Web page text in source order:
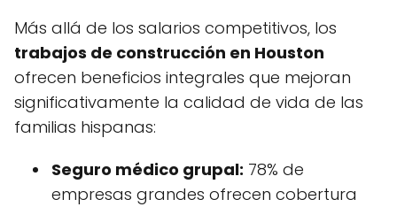
Más allá de los salarios competitivos, los
trabajos de construcción en Houston
ofrecen beneficios integrales que mejoran
significativamente la calidad de vida de las
familias hispanas:
Seguro médico grupal: 78% de
empresas grandes ofrecen cobertura